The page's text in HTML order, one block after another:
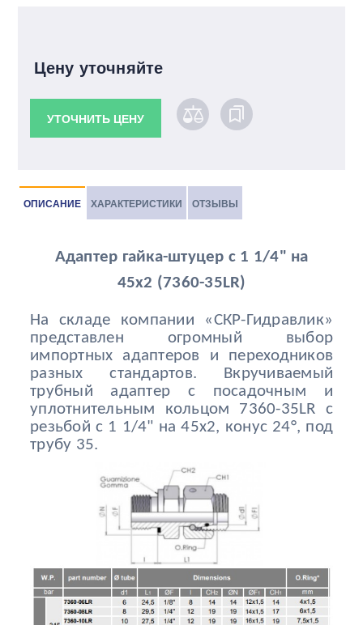
Цену уточняйте
УТОЧНИТЬ ЦЕНУ
ОПИСАНИЕ ХАРАКТЕРИСТИКИ ОТЗЫВЫ
Адаптер гайка-штуцер с 1 1/4" на
45x2 (7360-35LR)
На складе компании «СКР-Гидравлик»
представлен огромный выбор
импортных адаптеров и переходников
разных стандартов. Вкручиваемый
трубный адаптер с посадочным и
уплотнительным кольцом 7360-35LR с
резьбой с 1 1/4" на 45x2, конус 24°, под
трубу 35.